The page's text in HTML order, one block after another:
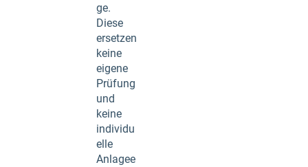
ge.
Diese
ersetzen
keine
eigene
Prüfung
und
keine
individu
elle
Anlagee